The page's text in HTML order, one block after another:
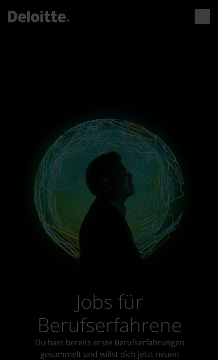
Jobs für
Berufserfahrene
Du hast bereits erste Berufserfahrungen
gesammelt und willst dich jetzt neuen